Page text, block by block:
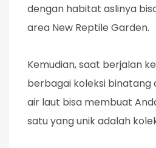
dengan habitat aslinya
area New Reptile Garden.
Kemudian, saat berjalan
berbagai koleksi binatang
air laut bisa membuat
satu yang unik adalah